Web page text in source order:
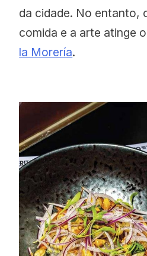
da cidade. No entanto,
comida e a arte atinge
la Morería.